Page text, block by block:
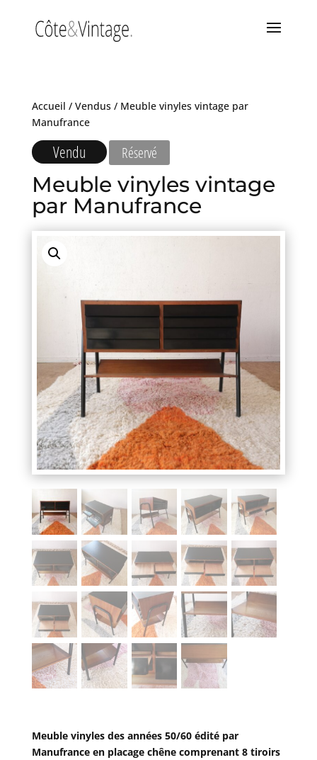
Accueil / Vendus/ Meuble vinyles vintage par
Manufrance
Vendu Réservé
Meuble vinyles vintage
par Manufrance
Meuble vinyles des années 50/60 édité par
Manufrance en placage chêne comprenant 8 tiroirs